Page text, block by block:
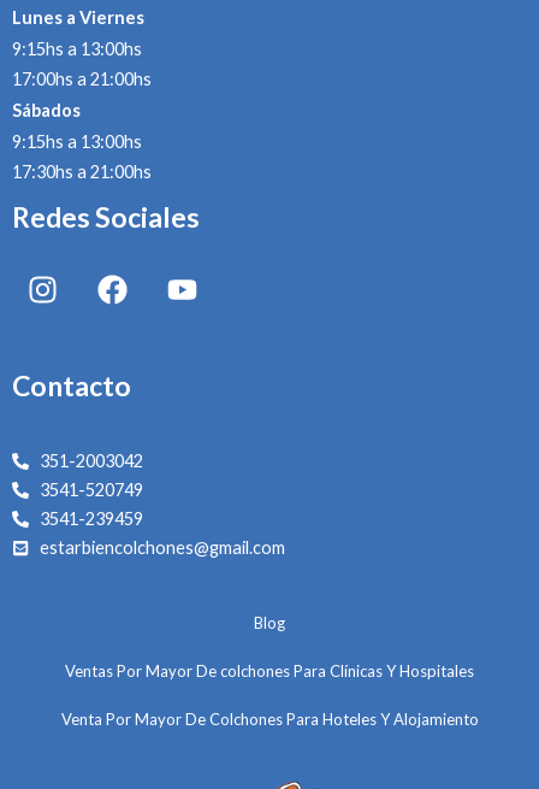
Lunes a Viernes
9:15hs a 13:00hs
17:00hs a 21:00hs
Sábados
9:15hs a 13:00hs
17:30hs a 21:00hs
Redes Sociales
I
n
a
r
a
m
F
a
b
o
k
Y
o
Contacto
351-2003042
3541-520749
3541-239459
estarbiencolchones@gmail.com
Blog
Ventas Por Mayor De colchones Para Clínicas Y Hospitales
Venta Por Mayor De Colchones Para Hoteles Y Alojamiento